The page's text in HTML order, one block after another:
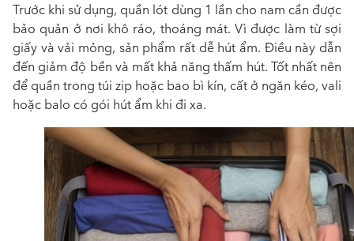
Trước khi sử dụng, quần lót dùng 1 lần cho nam cần được
bảo quản ở nơi khô ráo, thoáng mát. Vì được làm từ sợi
giấy và vải mỏng, sản phẩm rất dễ hút ẩm. Điều này dẫn
đến giảm độ bền và mất khả năng thấm hút. Tốt nhất nên
để quần trong túi zip hoặc bao bì kín, cất ở ngăn kéo, vali
hoặc balo có gói hút ẩm khi đi xa.